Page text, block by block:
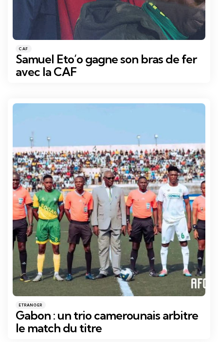
Catégories
Posté
dans
CAF
Samuel Eto’o gagne son bras de fer
avec la CAF
Catégories
Posté
dans
ETRANGER
Gabon : un trio camerounais arbitre
le match du titre